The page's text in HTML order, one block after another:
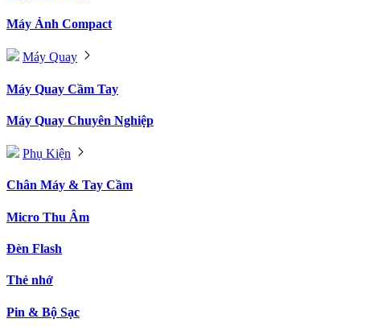
Máy Ảnh Compact
Máy Quay
Máy Quay Cầm Tay
Máy Quay Chuyên Nghiệp
Phụ Kiện
Chân Máy & Tay Cầm
Micro Thu Âm
Đèn Flash
Thẻ nhớ
Pin & Bộ Sạc